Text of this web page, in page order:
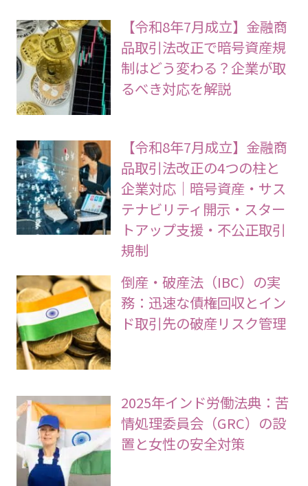
【令和8年7月成立】金融商
品取引法改正で暗号資産規
制はどう変わる？企業が取
るべき対応を解説
【令和8年7月成立】金融商
品取引法改正の4つの柱と
企業対応｜暗号資産・サス
テナビリティ開示・スター
トアップ支援・不公正取引
規制
倒産・破産法（IBC）の実
務：迅速な債権回収とイン
ド取引先の破産リスク管理
2025年インド労働法典：苦
情処理委員会（GRC）の設
置と女性の安全対策